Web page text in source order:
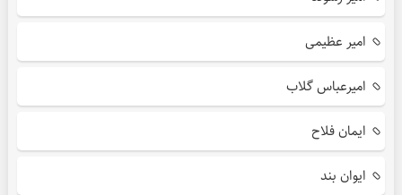
امیر عظیمی
امیرعباس گلاب
ایمان فلاح
ایوان بند